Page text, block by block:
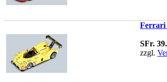
Ferrari
SFr.
zzgl.